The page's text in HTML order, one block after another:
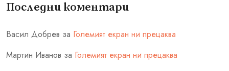
Последни коментари
Васил Добрев за Големият екран ни прецаква
Мартин Иванов за Големият екран ни прецаква